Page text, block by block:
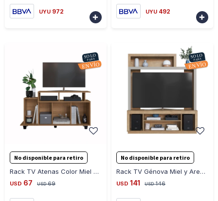
UYU 972

UYU 492

No disponible para retiro
Rack TV Atenas Color Miel 65x120x35.5cm dma0015 - MARRON
USD 67 USD 69
No disponible para retiro
Rack TV Génova Miel y Arena 2 Puertas 3 Estantes dma0010 - MARRON
USD 141 USD 146